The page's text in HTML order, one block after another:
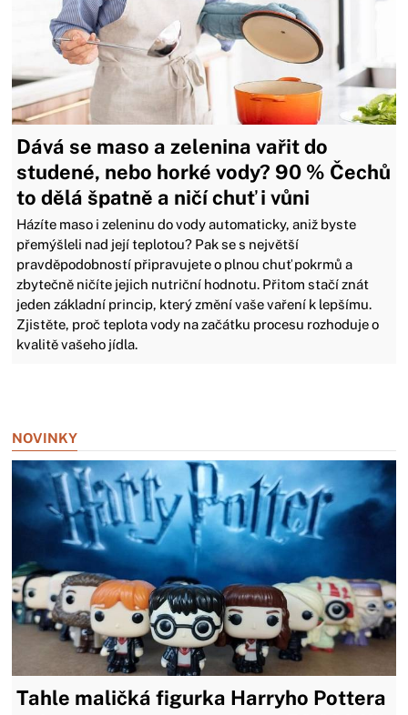
Dává se maso a zelenina vařit do
studené, nebo horké vody? 90 % Čechů
to dělá špatně a ničí chuť i vůni
Házíte maso i zeleninu do vody automaticky, aniž byste
přemýšleli nad její teplotou? Pak se s největší
pravděpodobností připravujete o plnou chuť pokrmů a
zbytečně ničíte jejich nutriční hodnotu. Přitom stačí znát
jeden základní princip, který změní vaše vaření k lepšímu.
Zjistěte, proč teplota vody na začátku procesu rozhoduje o
kvalitě vašeho jídla.
NOVINKY
Tahle maličká figurka Harryho Pottera